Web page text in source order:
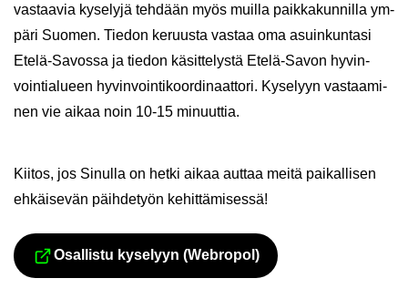
vas­taa­via ky­se­ly­jä teh­dään myös muil­la paik­ka­kun­nil­la ym­
pä­ri Suo­men. Tie­don ke­ruus­ta vas­taa oma asuin­kun­ta­si
Etelä-​Savossa ja tie­don kä­sit­te­lys­tä Etelä-​Savon hy­vin­
voin­tia­lu­een hy­vin­voin­ti­koor­di­naat­to­ri. Ky­se­lyyn vas­taa­mi­
nen vie aikaa noin 10-15 mi­nuut­tia.
Kii­tos, jos Si­nul­la on hetki aikaa aut­taa meitä pai­kal­li­sen
eh­käi­se­vän päih­de­työn ke­hit­tä­mi­ses­sä!
Siir­ryt toi­seen pal­ve­luun
Osal­lis­tu ky­se­lyyn (Webropol)